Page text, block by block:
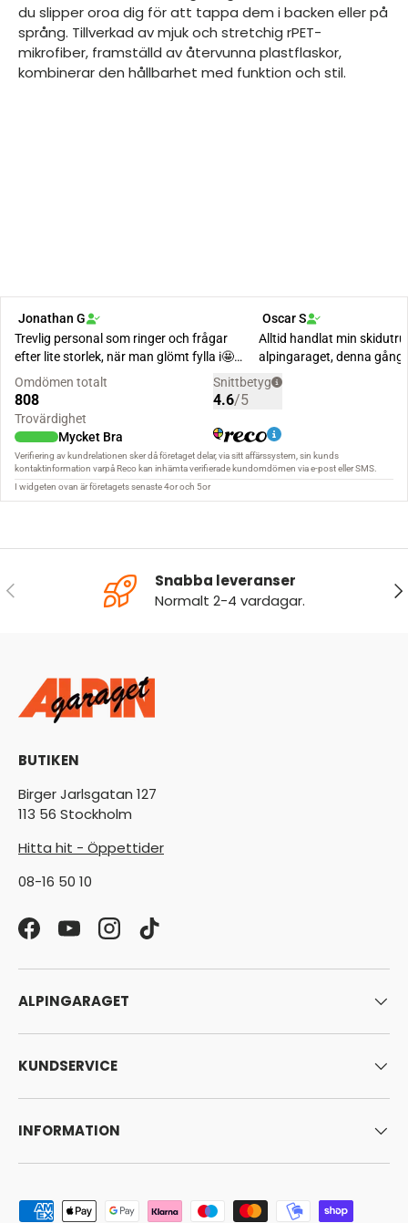
du slipper oroa dig för att tappa dem i backen eller på
språng. Tillverkad av mjuk och stretchig rPET-
mikrofiber, framställd av återvunna plastflaskor,
kombinerar den hållbarhet med funktion och stil.
FÖREGÅENDE
Snabba leveranser
Normalt 2-4 vardagar.
BUTIKEN
Birger Jarlsgatan 127
113 56 Stockholm
Hitta hit - Öppettider
08-16 50 10
FacebookYouTubeInstagram
TikTok
ALPINGARAGET
KUNDSERVICE
INFORMATION
Godkända betalningsmetoder